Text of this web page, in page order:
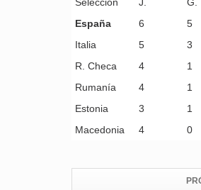
Selección J. G.
España
6 5
Italia
5 3
R. Checa
4 1
Rumanía
4 1
Estonia
3 1
Macedonia
4 0